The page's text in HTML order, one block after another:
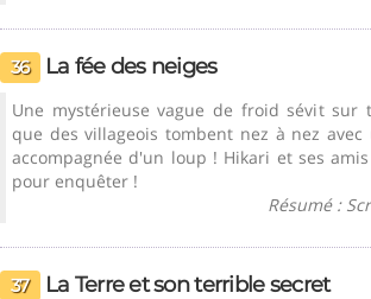
36 La fée des neiges
Une mystérieuse vague de froid sévit sur
que des villageois tombent nez à nez avec
accompagnée d'un loup ! Hikari et ses
pour enquêter !
Résumé :
37 La Terre et son terrible secret